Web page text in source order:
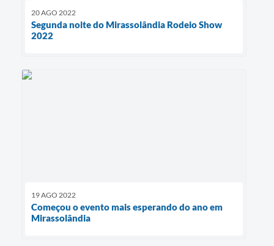
20 AGO 2022
Segunda noite do Mirassolândia Rodeio Show
2022
19 AGO 2022
Começou o evento mais esperando do ano em
Mirassolândia